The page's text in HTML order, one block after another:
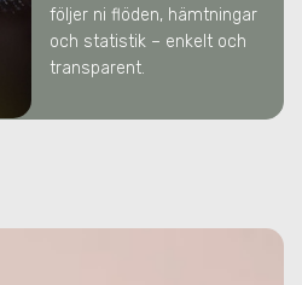
följer ni flöden, hämtningar
och statistik – enkelt och
transparent.